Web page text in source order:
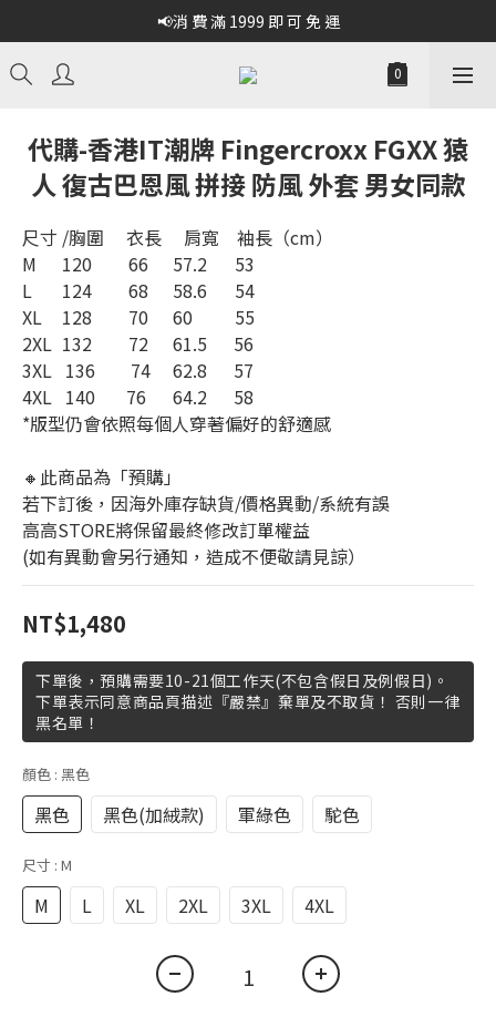
📢消 費 滿 1999 即 可 免 運
代購-香港IT潮牌 Fingercroxx FGXX 猿
人 復古巴恩風 拼接 防風 外套 男女同款
尺寸 /胸圍     衣長     肩寬    袖長（cm）
M	 120	66   	  57.2	53
L	 124	68	  58.6	54
XL	 128	70	  60  	55
2XL	 132 	72	  61.5      56
3XL   136        74     62.8      57
4XL   140       76      64.2      58
*版型仍會依照每個人穿著偏好的舒適感
🔸此商品為「預購」
若下訂後，因海外庫存缺貨/價格異動/系統有誤
高高STORE將保留最終修改訂單權益
(如有異動會另行通知，造成不便敬請見諒）
NT$1,480
下單後，預購需要10-21個工作天(不包含假日及例假日)。
下單表示同意商品頁描述『嚴禁』棄單及不取貨！ 否則一律
黑名單！
顏色 : 黑色
黑色 黑色(加絨款) 軍綠色 駝色
尺寸 : M
M L XL 2XL 3XL 4XL